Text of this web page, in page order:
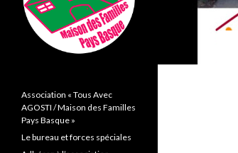
Association « Tous Avec
AGOSTI / Maison des Familles
Pays Basque »
Le bureau et forces spéciales